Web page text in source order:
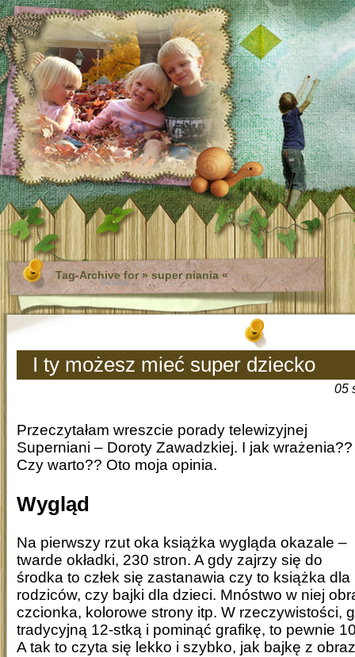
Tag-Archive for » super niania «
I ty możesz mieć super dziecko
05
Przeczytałam wreszcie porady telewizyjnej
Superniani – Doroty Zawadzkiej. I jak wrażenia??
Czy warto?? Oto moja opinia.
Wygląd
Na pierwszy rzut oka książka wygląda okazale –
twarde okładki, 230 stron. A gdy zajrzy się do
środka to człek się zastanawia czy to książka dla
rodziców, czy bajki dla dzieci. Mnóstwo w niej
czcionka, kolorowe strony itp. W rzeczywistości,
tradycyjną 12-stką i pominąć grafikę, to pewnie
A tak to czyta się lekko i szybko, jak bajkę z